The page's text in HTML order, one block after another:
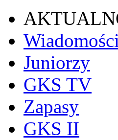
Wiadomości
Juniorzy
GKS TV
Zapasy
GKS II